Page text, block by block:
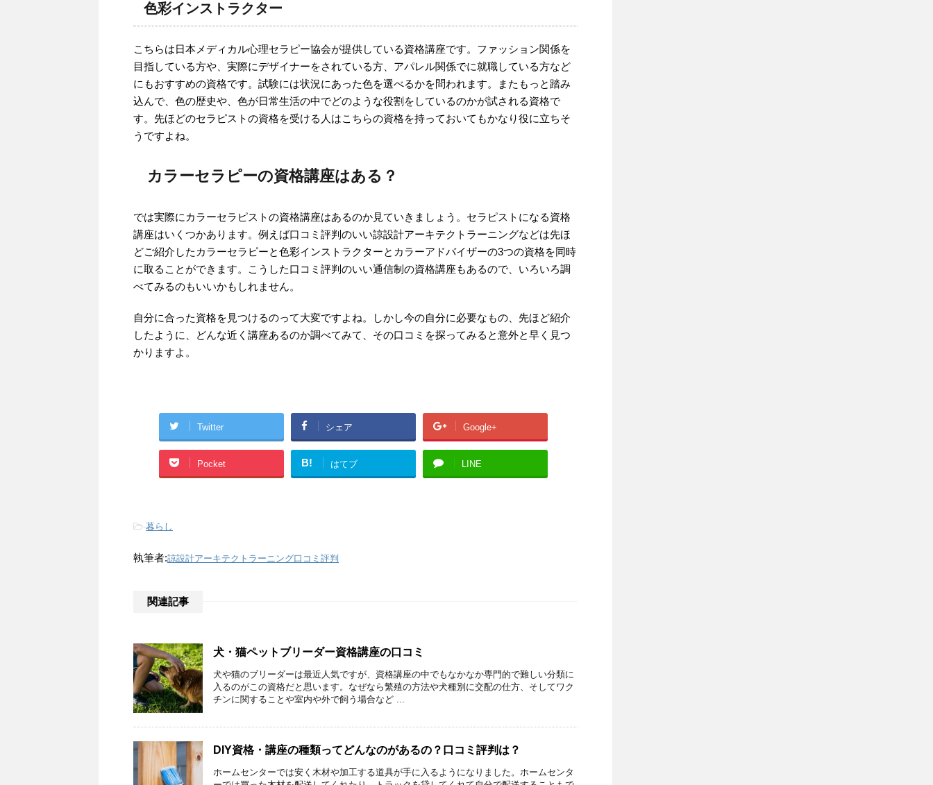
色彩インストラクター
こちらは日本メディカル心理セラピー協会が提供している資格講座です。ファッション関係を
目指している方や、実際にデザイナーをされている方、アパレル関係でに就職している方など
にもおすすめの資格です。試験には状況にあった色を選べるかを問われます。またもっと踏み
込んで、色の歴史や、色が日常生活の中でどのような役割をしているのかが試される資格で
す。先ほどのセラピストの資格を受ける人はこちらの資格を持っておいてもかなり役に立ちそ
うですよね。
カラーセラピーの資格講座はある？
では実際にカラーセラピストの資格講座はあるのか見ていきましょう。セラピストになる資格
講座はいくつかあります。例えば口コミ評判のいい諒設計アーキテクトラーニングなどは先ほ
どご紹介したカラーセラピーと色彩インストラクターとカラーアドバイザーの3つの資格を同時
に取ることができます。こうした口コミ評判のいい通信制の資格講座もあるので、いろいろ調
べてみるのもいいかもしれません。
自分に合った資格を見つけるのって大変ですよね。しかし今の自分に必要なもの、先ほど紹介
したように、どんな近く講座あるのか調べてみて、その口コミを探ってみると意外と早く見つ
かりますよ。
Twitter シェア Google+
Pocket B! はてブ LINE
-暮らし
執筆者:諒設計アーキテクトラーニング口コミ評判
関連記事
犬・猫ペットブリーダー資格講座の口コミ
犬や猫のブリーダーは最近人気ですが、資格講座の中でもなかなか専門的で難しい分類に
入るのがこの資格だと思います。なぜなら繁殖の方法や犬種別に交配の仕方、そしてワク
チンに関することや室内や外で飼う場合など ...
DIY資格・講座の種類ってどんなのがあるの？口コミ評判は？
ホームセンターでは安く木材や加工する道具が手に入るようになりました。ホームセンタ